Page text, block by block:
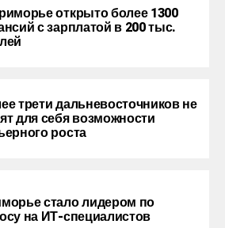
открыто более 1300
с зарплатой в 200 тыс.
трети дальневосточников не
для себя возможности
роста
стало лидером по
на ИТ-специалистов